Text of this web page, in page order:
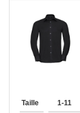
Taille 1-11